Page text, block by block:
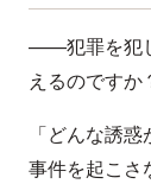
——犯罪を犯
えるのですか
「どんな誘
事件を起こさ